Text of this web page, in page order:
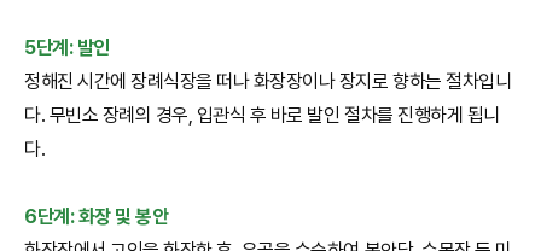
5단계: 발인
정해진 시간에 장례식장을 떠나 화장장이나 장지로 향하는 절차입니
다. 무빈소 장례의 경우, 입관식 후 바로 발인 절차를 진행하게 됩니
다.
6단계: 화장 및 봉안